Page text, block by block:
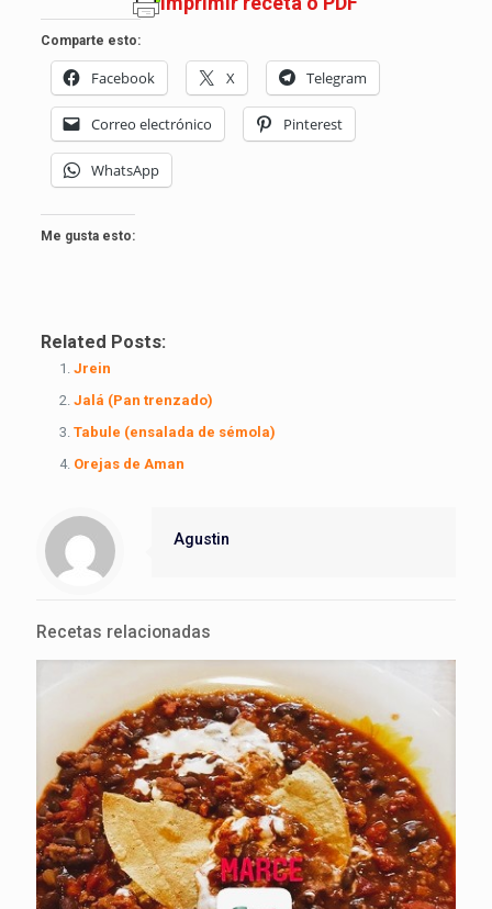
Comparte esto:
Facebook X Telegram
Correo electrónico Pinterest
WhatsApp
Me gusta esto:
Related Posts:
Jrein
Jalá (Pan trenzado)
Tabule (ensalada de sémola)
Orejas de Aman
Agustin
Recetas relacionadas